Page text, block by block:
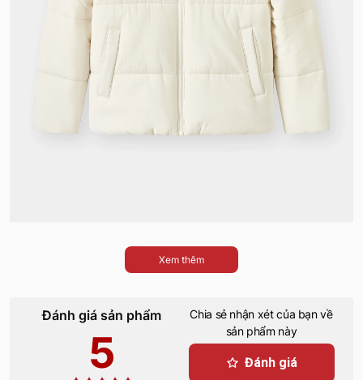
Xem thêm
Đánh giá sản phẩm
5
Chia sẻ nhận xét của bạn về
sản phẩm này
Đánh giá